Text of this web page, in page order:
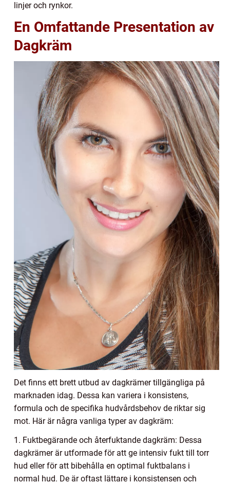
linjer och rynkor.
En Omfattande Presentation av
Dagkräm
Det finns ett brett utbud av dagkrämer tillgängliga på
marknaden idag. Dessa kan variera i konsistens,
formula och de specifika hudvårdsbehov de riktar sig
mot. Här är några vanliga typer av dagkräm:
1. Fuktbegärande och återfuktande dagkräm: Dessa
dagkrämer är utformade för att ge intensiv fukt till torr
hud eller för att bibehålla en optimal fuktbalans i
normal hud. De är oftast lättare i konsistensen och